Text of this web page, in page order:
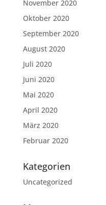
November 2020
Oktober 2020
September 2020
August 2020
Juli 2020
Juni 2020
Mai 2020
April 2020
März 2020
Februar 2020
Kategorien
Uncategorized